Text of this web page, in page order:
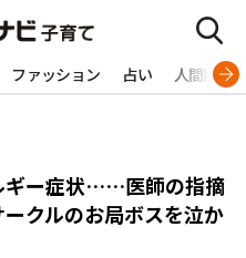
ファッション 占い 人間関係
ギー症状……医師の指摘
クルのお局ボスを泣か